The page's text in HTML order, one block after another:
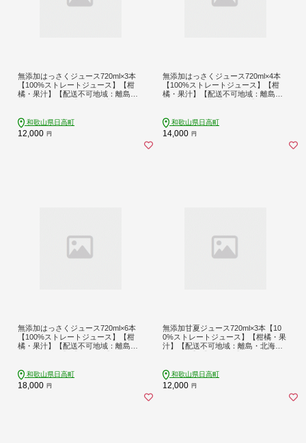
無添加はっさくジュース720ml×3本
【100%ストレートジュース】【柑
橘・果汁】【配送不可地域：離島・
和歌山県日高町
12,000 円
無添加はっさくジュース720ml×4本
【100%ストレートジュース】【柑
橘・果汁】【配送不可地域：離島・
和歌山県日高町
14,000 円
無添加はっさくジュース720ml×6本
【100%ストレートジュース】【柑
橘・果汁】【配送不可地域：離島・
和歌山県日高町
18,000 円
無添加甘夏ジュース720ml×3本【10
0%ストレートジュース】【柑橘・果
汁】【配送不可地域：離島・北海
和歌山県日高町
12,000 円